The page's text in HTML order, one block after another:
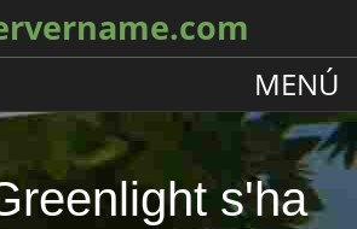
MENÚ
s'ha